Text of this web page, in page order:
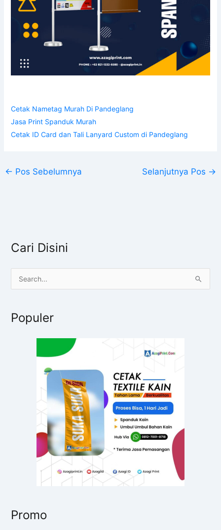
Cetak Nametag Murah Di Pandeglang
Jasa Print Spanduk Murah
Cetak ID Card dan Tali Lanyard Custom di Pandeglang
← Pos Sebelumnya Selanjutnya Pos →
Cari Disini
Populer
Promo